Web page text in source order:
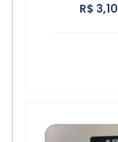
R$ 3,10